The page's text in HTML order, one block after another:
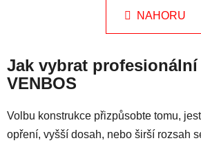
l
á
d
c
r
v
k
n
NAHORU
Jak vybrat
VENBOS
Volbu konstrukce přizpůsobte tomu,
opření, vyšší dosah, nebo širší rozsah